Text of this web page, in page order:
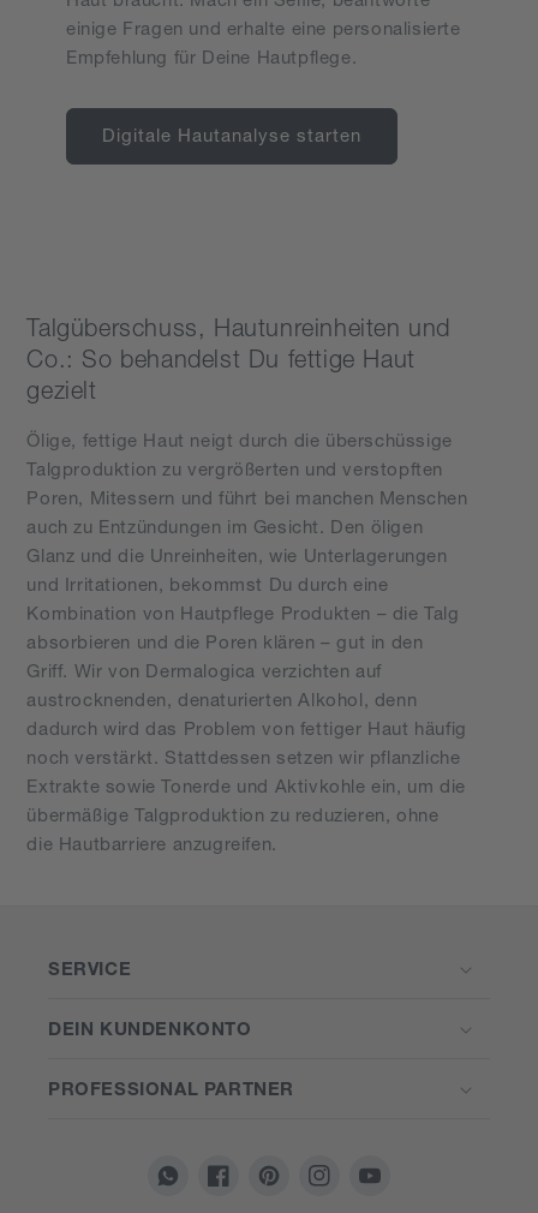
einige Fragen und erhalte eine personalisierte
Empfehlung für Deine Hautpflege.
Digitale Hautanalyse starten
Talgüberschuss, Hautunreinheiten und
Co.: So behandelst Du fettige Haut
gezielt
Ölige, fettige Haut neigt durch die überschüssige
Talgproduktion zu vergrößerten und verstopften
Poren, Mitessern und führt bei manchen Menschen
auch zu Entzündungen im Gesicht. Den öligen
Glanz und die Unreinheiten, wie Unterlagerungen
und Irritationen, bekommst Du durch eine
Kombination von Hautpflege Produkten – die Talg
absorbieren und die Poren klären – gut in den
Griff. Wir von Dermalogica verzichten auf
austrocknenden, denaturierten Alkohol, denn
dadurch wird das Problem von fettiger Haut häufig
noch verstärkt. Stattdessen setzen wir pflanzliche
Extrakte sowie Tonerde und Aktivkohle ein, um die
übermäßige Talgproduktion zu reduzieren, ohne
die Hautbarriere anzugreifen.
SERVICE
DEIN KUNDENKONTO
PROFESSIONAL PARTNER
TranslationFacebookPinterestInstagramYouTube